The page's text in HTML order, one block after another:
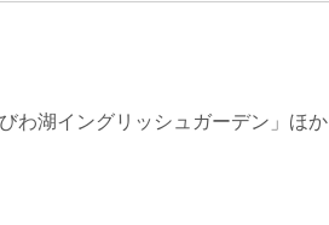
わ湖イングリッシュガーデン」ほか